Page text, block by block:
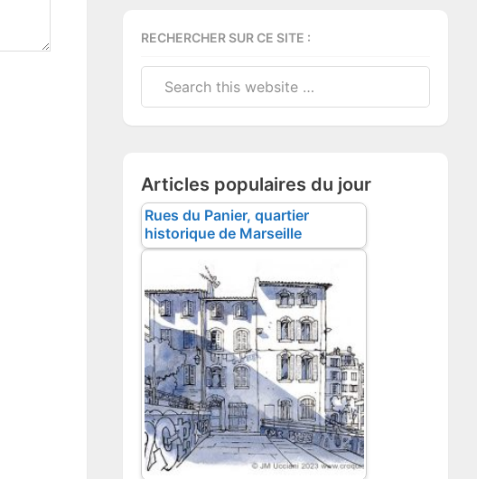
RECHERCHER SUR CE SITE :
Articles populaires du jour
Rues du Panier, quartier
historique de Marseille